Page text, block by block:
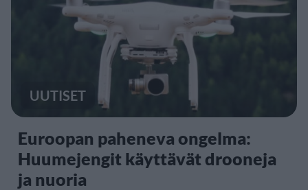
UUTISET
Euroopan paheneva ongelma:
Huumejengit käyttävät drooneja
ja nuoria